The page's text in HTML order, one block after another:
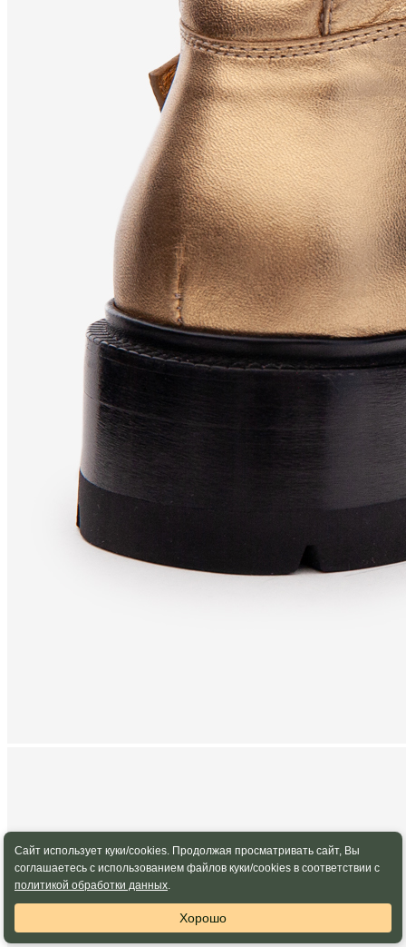
Сайт использует куки/cookies. Продолжая просматривать сайт, Вы
соглашаетесь с использованием файлов куки/cookies в соответствии с
политикой обработки данных.
Хорошо